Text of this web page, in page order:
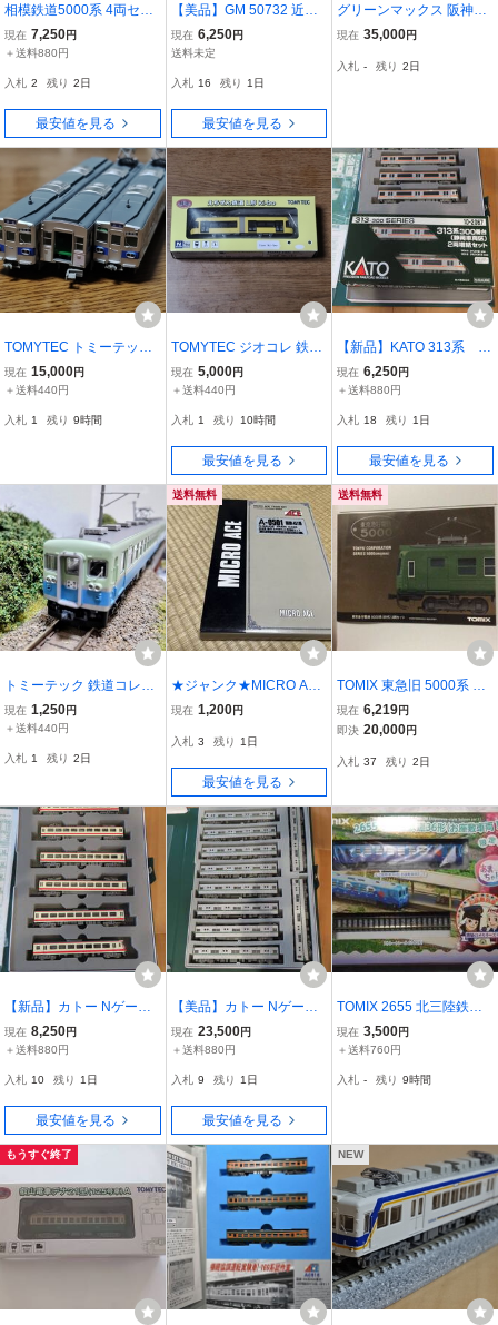
相模鉄道5000系 4両セッ
ト 鉄道コレクション
現在 7,250円
＋送料880円
入札 2 残り 2日
最安値を見る
【美品】GM 50732 近鉄9
020系 先頭車6両編成セッ
トⅡ（動力付き) グリーン
都線・橿原線など
現在 6,250円
送料未定
入札 16 残り 1日
最安値を見る
グリーンマックス 阪神10
00系（日本一記念ラッピ
ット（動力付き）品番10
現在 35,000円
入札 - 残り 2日
TOMYTEC トミーテック
鉄道コレクション 加工 秩
父鉄道 5000系 タイプ
現在 15,000円
＋送料440円
入札 1 残り 9時間
TOMYTEC ジオコレ 鉄道
コレクション えちぜん鉄
道 L形 Ki-bo 未使用・長
現在 5,000円
＋送料440円
入札 1 残り 10時間
最安値を見る
【新品】KATO 313系 1
000番台、300番台 東海
道本線 計6両セット
現在 6,250円
＋送料880円
入札 18 残り 1日
最安値を見る
トミーテック 鉄道コレク
ション 伊豆急行100系
高運車 2両〈クモハ125
済 伊豆のハワイアンブ
現在 1,250円
＋送料440円
入札 1 残り 2日
送料無料
★ジャンク★MICRO ACE
A-0501 国鉄451系 急行み
ゲージ
現在 1,200円
入札 3 残り 1日
最安値を見る
送料無料
TOMIX 東急旧 5000系 青
ガエル旧 3000系
現在 6,219円
即決 20,000円
入札 37 残り 2日
【新品】カトー Nゲー
ジ 西武鉄道5000系 レッ
ドアロー 6両セット 10-1
現在 8,250円
＋送料880円
入札 10 残り 1日
最安値を見る
【美品】カトー Nゲー
ジ 営団地下鉄千代田線6
000系電車 基本+増結計1
1144
現在 23,500円
＋送料880円
入札 9 残り 1日
最安値を見る
TOMIX 2655 北三陸鉄道3
6形 動力ユニット取付済
み 格安スタート
現在 3,500円
＋送料760円
入札 - 残り 9時間
もうすぐ終了 NEW